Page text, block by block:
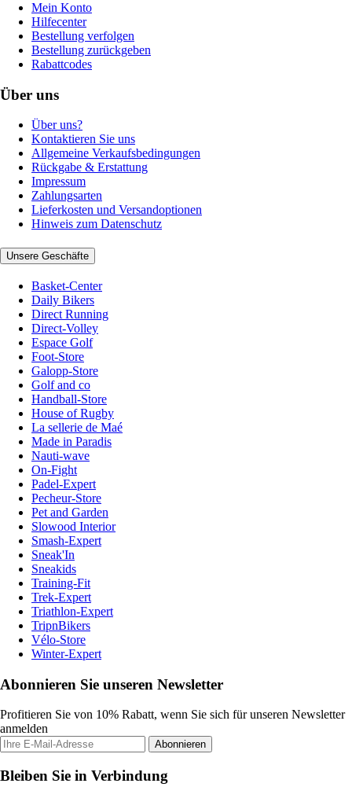
Mein Konto
Hilfecenter
Bestellung verfolgen
Bestellung zurückgeben
Rabattcodes
Über uns
Über uns?
Kontaktieren Sie uns
Allgemeine Verkaufsbedingungen
Rückgabe & Erstattung
Impressum
Zahlungsarten
Lieferkosten und Versandoptionen
Hinweis zum Datenschutz
Unsere Geschäfte
Basket-Center
Daily Bikers
Direct Running
Direct-Volley
Espace Golf
Foot-Store
Galopp-Store
Golf and co
Handball-Store
House of Rugby
La sellerie de Maé
Made in Paradis
Nauti-wave
On-Fight
Padel-Expert
Pecheur-Store
Pet and Garden
Slowood Interior
Smash-Expert
Sneak'In
Sneakids
Training-Fit
Trek-Expert
Triathlon-Expert
TripnBikers
Vélo-Store
Winter-Expert
Abonnieren Sie unseren Newsletter
Profitieren Sie von 10% Rabatt, wenn Sie sich für unseren Newsletter
anmelden
Abonnieren
Bleiben Sie in Verbindung